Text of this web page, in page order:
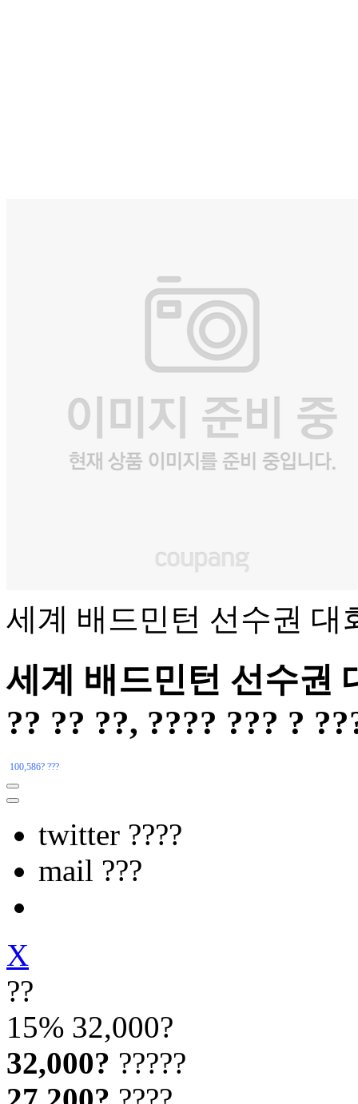
세계 배드민턴 선수권 대
세계 배드민턴 선수권
?? ?? ??, ???? ??? ?
100,586? ???
twitter ????
mail ???
X
??
15% 32,000?
32,000? ?????